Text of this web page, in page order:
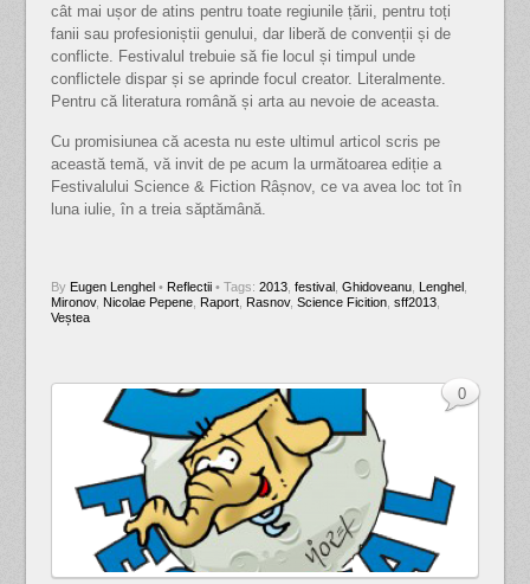
cât mai ușor de atins pentru toate regiunile țării, pentru toți
fanii sau profesioniștii genului, dar liberă de convenții și de
conflicte. Festivalul trebuie să fie locul și timpul unde
conflictele dispar și se aprinde focul creator. Literalmente.
Pentru că literatura română și arta au nevoie de aceasta.
Cu promisiunea că acesta nu este ultimul articol scris pe
această temă, vă invit de pe acum la următoarea ediție a
Festivalului Science & Fiction Râșnov, ce va avea loc tot în
luna iulie, în a treia săptămână.
By Eugen Lenghel• Reflectii • Tags: 2013, festival, Ghidoveanu, Lenghel,
Mironov, Nicolae Pepene, Raport, Rasnov, Science Ficition, sff2013,
Veștea
0